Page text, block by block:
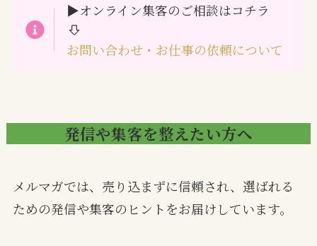
▶オンライン集客のご相談はコチラ
お問い合わせ・お仕事の依頼について
発信や集客を整えたい方へ
メルマガでは、売り込まずに信頼され、選ばれる
ための発信や集客のヒントをお届けしています。